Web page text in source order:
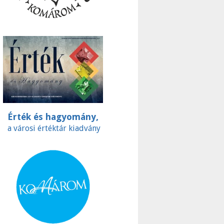
Érték és hagyomány,
a városi értéktár kiadvány